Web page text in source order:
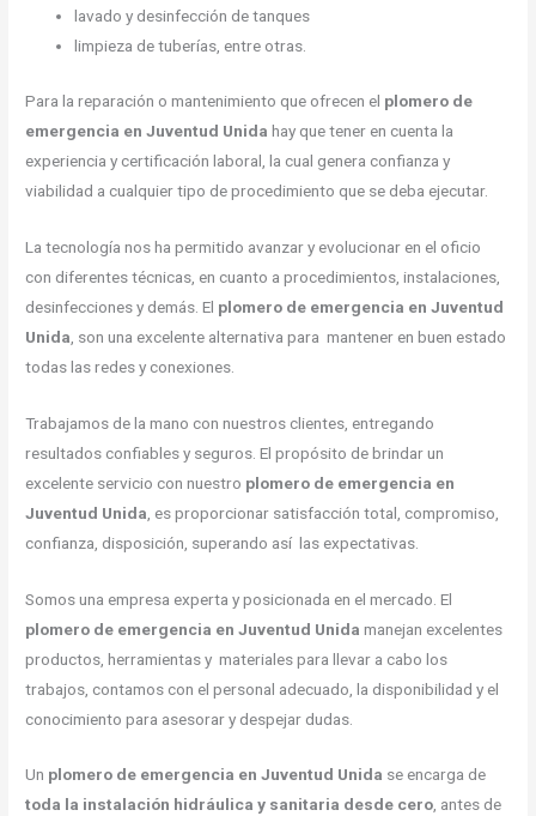
lavado y desinfección de tanques
limpieza de tuberías, entre otras.
Para la reparación o mantenimiento que ofrecen el plomero de
emergencia en Juventud Unida hay que tener en cuenta la
experiencia y certificación laboral, la cual genera confianza y
viabilidad a cualquier tipo de procedimiento que se deba ejecutar.
La tecnología nos ha permitido avanzar y evolucionar en el oficio
con diferentes técnicas, en cuanto a procedimientos, instalaciones,
desinfecciones y demás. El plomero de emergencia en Juventud
Unida , son una excelente alternativa para mantener en buen estado
todas las redes y conexiones.
Trabajamos de la mano con nuestros clientes, entregando
resultados confiables y seguros. El propósito de brindar un
excelente servicio con nuestro plomero de emergencia en
Juventud Unida , es proporcionar satisfacción total, compromiso,
confianza, disposición, superando así las expectativas.
Somos una empresa experta y posicionada en el mercado. El
plomero de emergencia en Juventud Unidamanejan excelentes
productos, herramientas y materiales para llevar a cabo los
trabajos, contamos con el personal adecuado, la disponibilidad y el
conocimiento para asesorar y despejar dudas.
Un plomero de emergencia en Juventud Unida se encarga de
toda la instalación hidráulica y sanitaria desde cero, antes de